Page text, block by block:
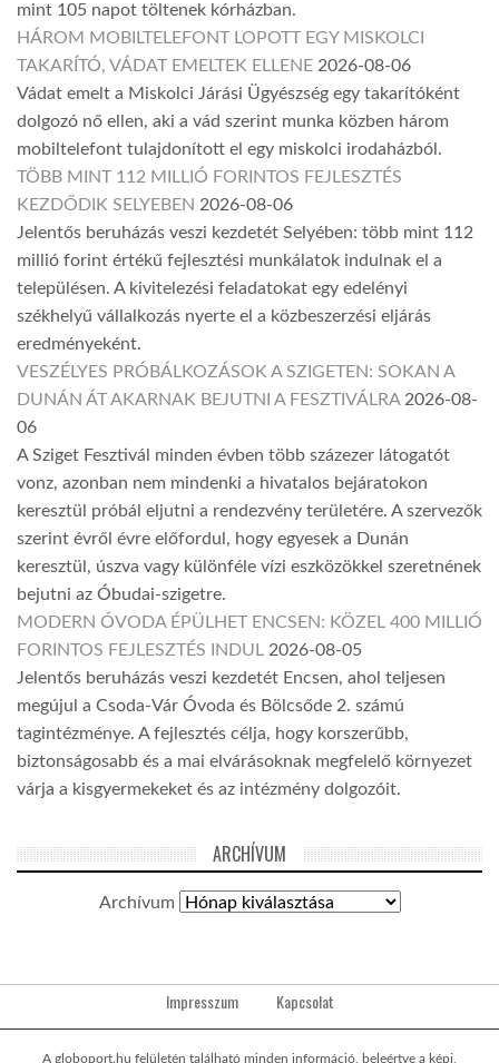
mint 105 napot töltenek kórházban.
HÁROM MOBILTELEFONT LOPOTT EGY MISKOLCI
TAKARÍTÓ, VÁDAT EMELTEK ELLENE 2026-08-06
Vádat emelt a Miskolci Járási Ügyészség egy takarítóként
dolgozó nő ellen, aki a vád szerint munka közben három
mobiltelefont tulajdonított el egy miskolci irodaházból.
TÖBB MINT 112 MILLIÓ FORINTOS FEJLESZTÉS
KEZDŐDIK SELYEBEN 2026-08-06
Jelentős beruházás veszi kezdetét Selyében: több mint 112
millió forint értékű fejlesztési munkálatok indulnak el a
településen. A kivitelezési feladatokat egy edelényi
székhelyű vállalkozás nyerte el a közbeszerzési eljárás
eredményeként.
VESZÉLYES PRÓBÁLKOZÁSOK A SZIGETEN: SOKAN A
DUNÁN ÁT AKARNAK BEJUTNI A FESZTIVÁLRA 2026-08-
06
A Sziget Fesztivál minden évben több százezer látogatót
vonz, azonban nem mindenki a hivatalos bejáratokon
keresztül próbál eljutni a rendezvény területére. A szervezők
szerint évről évre előfordul, hogy egyesek a Dunán
keresztül, úszva vagy különféle vízi eszközökkel szeretnének
bejutni az Óbudai-szigetre.
MODERN ÓVODA ÉPÜLHET ENCSEN: KÖZEL 400 MILLIÓ
FORINTOS FEJLESZTÉS INDUL 2026-08-05
Jelentős beruházás veszi kezdetét Encsen, ahol teljesen
megújul a Csoda-Vár Óvoda és Bölcsőde 2. számú
tagintézménye. A fejlesztés célja, hogy korszerűbb,
biztonságosabb és a mai elvárásoknak megfelelő környezet
várja a kisgyermekeket és az intézmény dolgozóit.
ARCHÍVUM
Archívum
Impresszum Kapcsolat
A globoport.hu felületén található minden információ, beleértve a képi,